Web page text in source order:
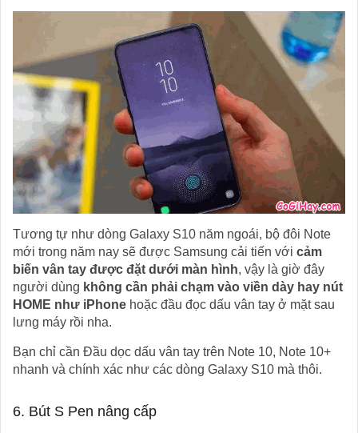
Tương tự như dòng Galaxy S10 năm ngoái, bộ đôi Note
mới trong năm nay sẽ được Samsung cải tiến với cảm
biến vân tay được đặt dưới màn hình, vậy là giờ đây
người dùng không cần phải chạm vào viền dày hay nút
HOME như iPhone hoặc đầu đọc dấu vân tay ở mặt sau
lưng máy rồi nha.
Bạn chỉ cần Đầu dọc dấu vân tay trên Note 10, Note 10+
nhanh và chính xác như các dòng Galaxy S10 mà thôi.
6. Bút S Pen nâng cấp